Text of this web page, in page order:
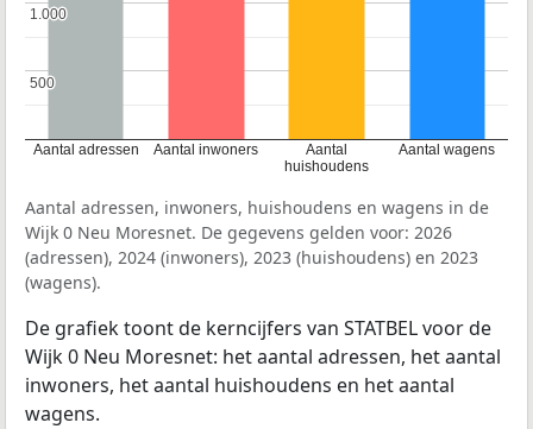
Aantal adressen Aantal inwoners
Aantal
huishoudens
Aantal wagens
500
500
1.000
1.000
Aantal adressen, inwoners, huishoudens en wagens in de
Wijk 0 Neu Moresnet. De gegevens gelden voor: 2026
(adressen), 2024 (inwoners), 2023 (huishoudens) en 2023
(wagens).
De grafiek toont de kerncijfers van STATBEL voor de
Wijk 0 Neu Moresnet: het aantal adressen, het aantal
inwoners, het aantal huishoudens en het aantal
wagens.